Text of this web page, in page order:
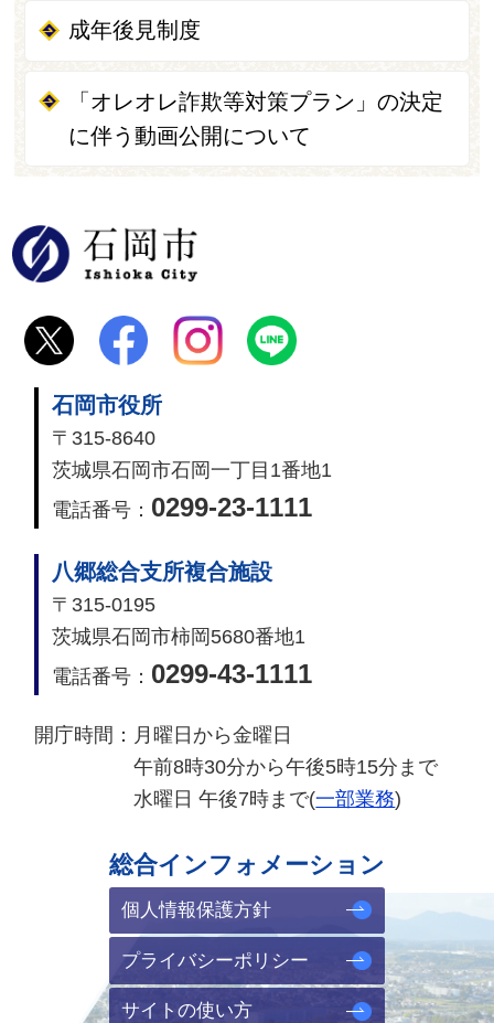
成年後見制度
「オレオレ詐欺等対策プラン」の決定
に伴う動画公開について
石岡市役所
〒315-8640
茨城県石岡市石岡一丁目1番地1
電話番号： 0299-23-1111
八郷総合支所複合施設
〒315-0195
茨城県石岡市柿岡5680番地1
電話番号： 0299-43-1111
開庁時間： 月曜日から金曜日
午前8時30分から午後5時15分まで
水曜日 午後7時まで(一部業務)
総合インフォメーション
個人情報保護方針
プライバシーポリシー
サイトの使い方